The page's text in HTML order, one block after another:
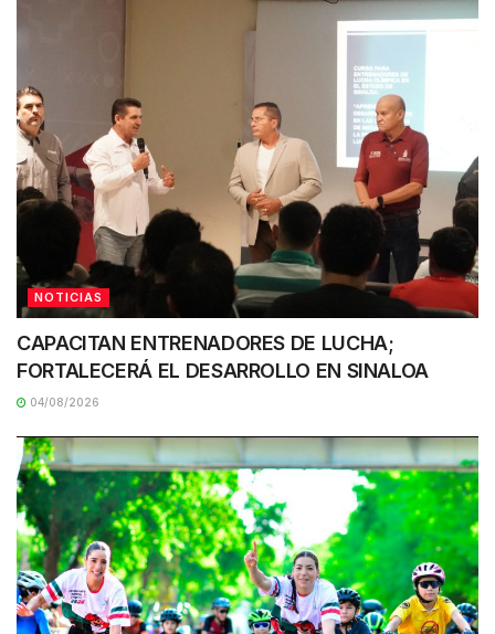
NOTICIAS
CAPACITAN ENTRENADORES DE LUCHA;
FORTALECERÁ EL DESARROLLO EN SINALOA
04/08/2026